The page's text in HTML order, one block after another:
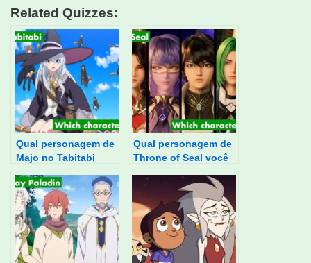
Related Quizzes:
Qual personagem de
Majo no Tabitabi
Qual personagem de
Throne of Seal você